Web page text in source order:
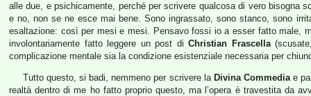
alle due, e psichicamente, perché per scrivere qualcosa di vero bisogna
e no, non se ne esce mai bene. Sono ingrassato, sono stanco, sono
esaltazione: così per mesi e mesi. Pensavo fossi io a esser fatto male,
involontariamente fatto leggere un post diChristian Frascella
complicazione mentale sia la condizione esistenziale necessaria per
Tutto questo, si badi, nemmeno per scrivere la Divina Commediae
realtà dentro di me ho fatto proprio questo, ma l’opera è travestita da